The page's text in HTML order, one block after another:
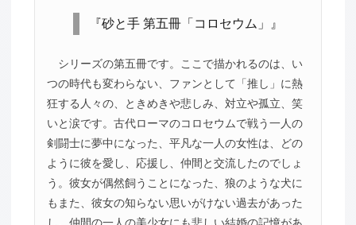
『砂と手 第五冊「コロセウム」』
シリーズの第五冊です。ここで描かれるのは、い
つの時代も変わらない、ファンとして「推し」に熱
狂する人々の、ときめきや悲しみ、対立や孤立、笑
いと涙です。古代ローマのコロセウムで戦う一人の
剣闘士に夢中になった、平凡な一人の女性は、どの
ように彼を愛し、応援し、仲間と交流したのでしょ
う。彼女が偶然飼うことになった、狼のような犬に
もまた、彼女の知らない思いがけない過去があった